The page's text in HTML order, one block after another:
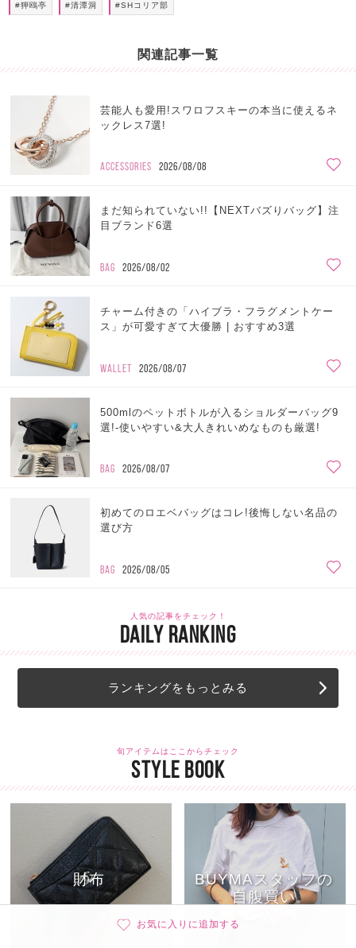
お気に入りに追加する
#狎鴎亭 #清潭洞 #SHコリア部
関連記事一覧
芸能人も愛用!スワロフスキーの本当に使えるネ
ックレス7選!
ACCESSORIES 2026/08/08
まだ知られていない!!【NEXTバズりバッグ】注
目ブランド6選
BAG 2026/08/02
チャーム付きの「ハイブラ・フラグメントケー
ス」が可愛すぎて大優勝 | おすすめ3選
WALLET 2026/08/07
500mlのペットボトルが入るショルダーバッグ9
選!-使いやすい&大人きれいめなものも厳選!
BAG 2026/08/07
初めてのロエベバッグはコレ!後悔しない名品の
選び方
BAG 2026/08/05
人気の記事をチェック！
DAILY RANKING
ランキングをもっとみる
旬アイテムはここからチェック
STYLE BOOK
財布
BUYMAスタッフの
自腹買い